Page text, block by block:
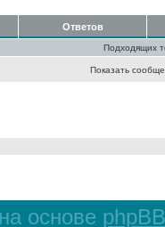
Ответов
Подходящих
Показать
основе phpBB